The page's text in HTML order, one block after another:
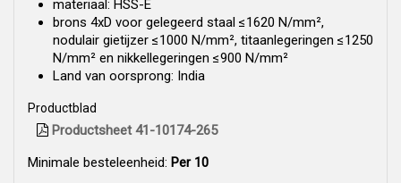
materiaal: HSS-E
brons 4xD voor gelegeerd staal ≤1620 N/mm²,
nodulair gietijzer ≤1000 N/mm², titaanlegeringen ≤1250
N/mm² en nikkellegeringen ≤900 N/mm²
Land van oorsprong: India
Productblad
Productsheet 41-10174-265
Minimale besteleenheid: Per 10